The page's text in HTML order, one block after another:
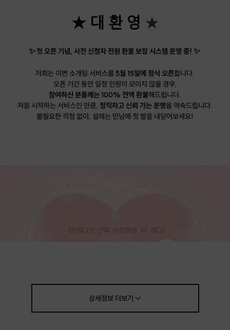
★ 대 환 영 ★
✨ 첫 오픈 기념, 사전 신청자 전원 환불 보장 시스템 운영 중! ✨
저희는 이번 소개팅 서비스를 5월 15일에 정식 오픈합니다.
오픈 기간 동안 일정 인원이 모이지 않을 경우,
참여하신 분들께는 100% 전액 환불해드립니다.
처음 시작하는 서비스인 만큼, 정직하고 신뢰 가는 운영을 약속드립니다.
불필요한 걱정 없이, 설레는 만남에 첫 발을 내딛어보세요!
상세정보더보기